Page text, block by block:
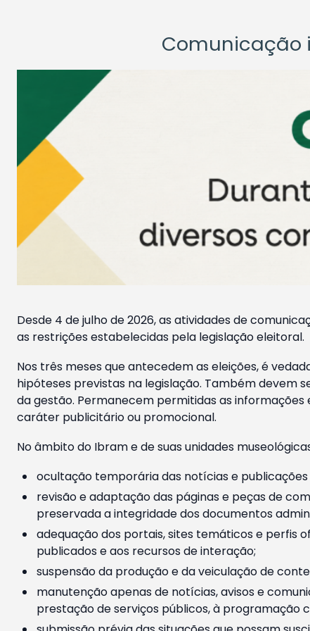
Comunicação
Desde 4 de julho de 2026, as atividades de
as restrições estabelecidas pela legislação eleitoral.
Nos três meses que antecedem as eleições, é
hipóteses previstas na legislação. Também devem
da gestão. Permanecem permitidas as
caráter publicitário ou promocional.
No âmbito do Ibram e de suas unidades
ocultação temporária das notícias e
revisão e adaptação das páginas e peças de
preservada a integridade dos documentos
adequação dos portais, sites temáticos e perfis
publicados e aos recursos de interação;
suspensão da produção e da veiculação de
manutenção apenas de notícias, avisos e
prestação de serviços públicos, à programação